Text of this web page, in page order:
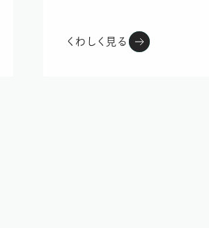
くわしく見る